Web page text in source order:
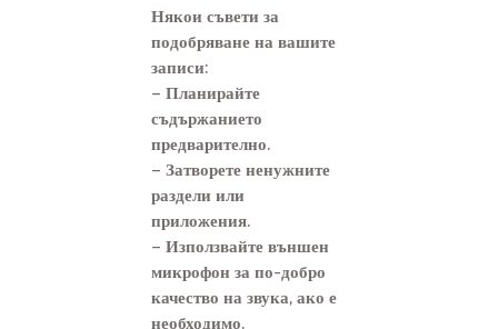
Някои съвети за
подобряване на вашите
записи:
– Планирайте
съдържанието
предварително.
– Затворете ненужните
раздели или
приложения.
– Използвайте външен
микрофон за по-добро
качество на звука, ако е